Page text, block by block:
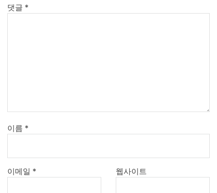
댓글 *
이름 *
이메일 * 웹사이트